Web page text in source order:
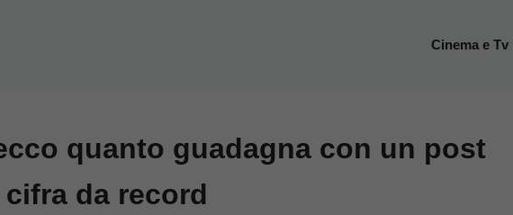
Cinema e Tv
quanto guadagna con un post
da record